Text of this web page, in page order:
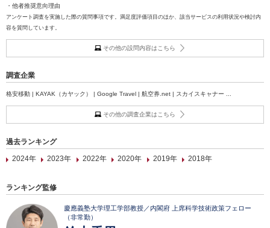
・他者推奨意向理由
アンケート調査を実施した際の質問事項です。満足度評価項目のほか、該当サービスの利用状況や検討内
容を質問しています。
その他の設問内容はこちら
調査企業
格安移動 | KAYAK（カヤック） | Google Travel | 航空券.net | スカイスキャナー ...
その他の調査企業はこちら
過去ランキング
2024年
2023年 2022年 2020年 2019年 2018年
ランキング監修
慶應義塾大学理工学部教授／内閣府 上席科学技術政策フェロー
（非常勤）